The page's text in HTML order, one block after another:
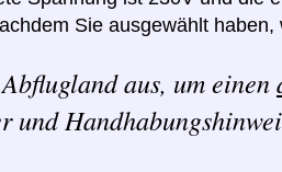
Sie ausgewählt
aus, um einen
und